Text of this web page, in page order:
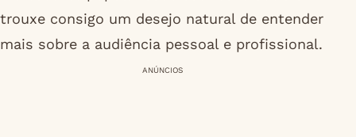
trouxe consigo um desejo natural de entender
mais sobre a audiência pessoal e profissional.
ANÚNCIOS